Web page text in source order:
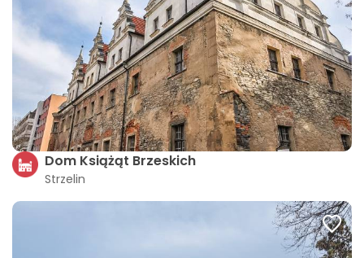
Dom Książąt Brzeskich
Strzelin